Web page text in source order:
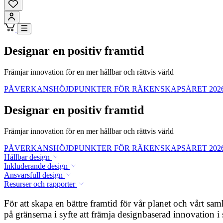
Designar en positiv framtid
Främjar innovation för en mer hållbar och rättvis värld
PÅVERKANSHÖJDPUNKTER FÖR RÄKENSKAPSÅRET
Designar en positiv framtid
Främjar innovation för en mer hållbar och rättvis värld
PÅVERKANSHÖJDPUNKTER FÖR RÄKENSKAPSÅRET
Hållbar design
Inkluderande design
Ansvarsfull design
Resurser och rapporter
För att skapa en bättre framtid för vår planet och vårt
på gränserna i syfte att främja designbaserad innovation i